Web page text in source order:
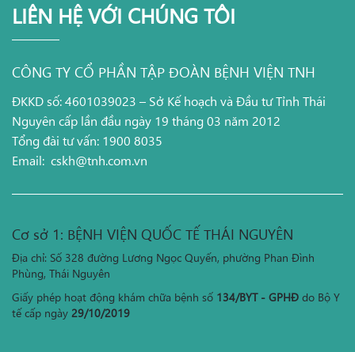
LIÊN HỆ VỚI CHÚNG TÔI
CÔNG TY CỔ PHẦN TẬP ĐOÀN BỆNH VIỆN TNH
ĐKKD số: 4601039023 – Sở Kế hoạch và Đầu tư Tỉnh Thái
Nguyên cấp lần đầu ngày 19 tháng 03 năm 2012
Tổng đài tư vấn: 1900 8035
Email: cskh@tnh.com.vn
Cơ sở 1: BỆNH VIỆN QUỐC TẾ THÁI NGUYÊN
Địa chỉ: Số 328 đường Lương Ngọc Quyến, phường Phan Đình
Phùng, Thái Nguyên
Giấy phép hoạt động khám chữa bệnh số 134/BYT - GPHĐ do Bộ Y
tế cấp ngày 29/10/2019